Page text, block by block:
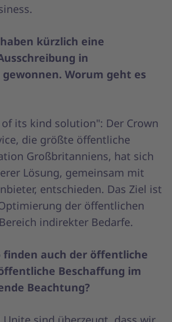
kürzlich eine
in
Worum geht es
its kind solution": Der Crown
die größte öffentliche
Großbritanniens, hat sich
Lösung, gemeinsam mit
entschieden. Das Ziel ist
der öffentlichen
indirekter Bedarfe.
finden auch der öffentliche
Beschaffung im
Beachtung?